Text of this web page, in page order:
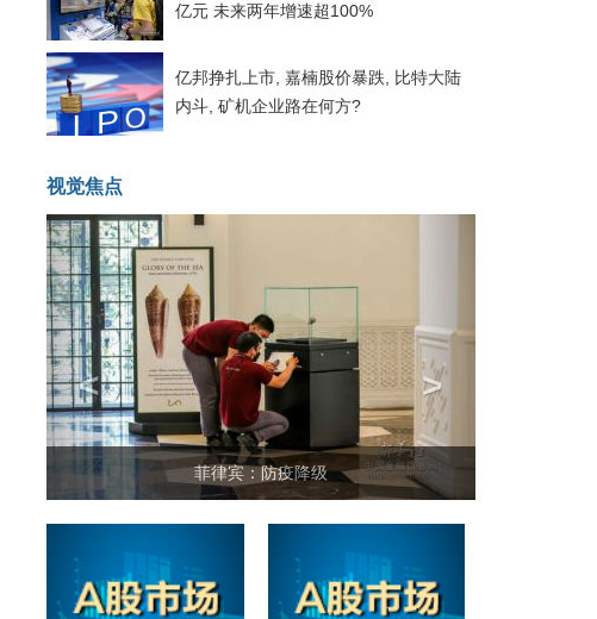
亿元 未来两年增速超100%
亿邦挣扎上市, 嘉楠股价暴跌, 比特大陆
内斗, 矿机企业路在何方?
视觉焦点
菲律宾：防疫降级
< >